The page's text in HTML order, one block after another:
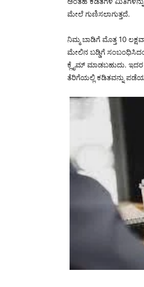
ಮೇಲೆ ಗುಣಿಸಲಾಗುತ್ತದೆ.
ನಿಮ್ಮ ಬಾಡಿಗೆ ಮೊತ್ತ 10
ಮೇಲಿನ ಬಡ್ಡಿಗೆ
ಕ್ಲೈಮ್ ಮಾಡಬಹುದು.
ತೆರಿಗೆಯಲ್ಲಿ ಕಡಿತವನ್ನು